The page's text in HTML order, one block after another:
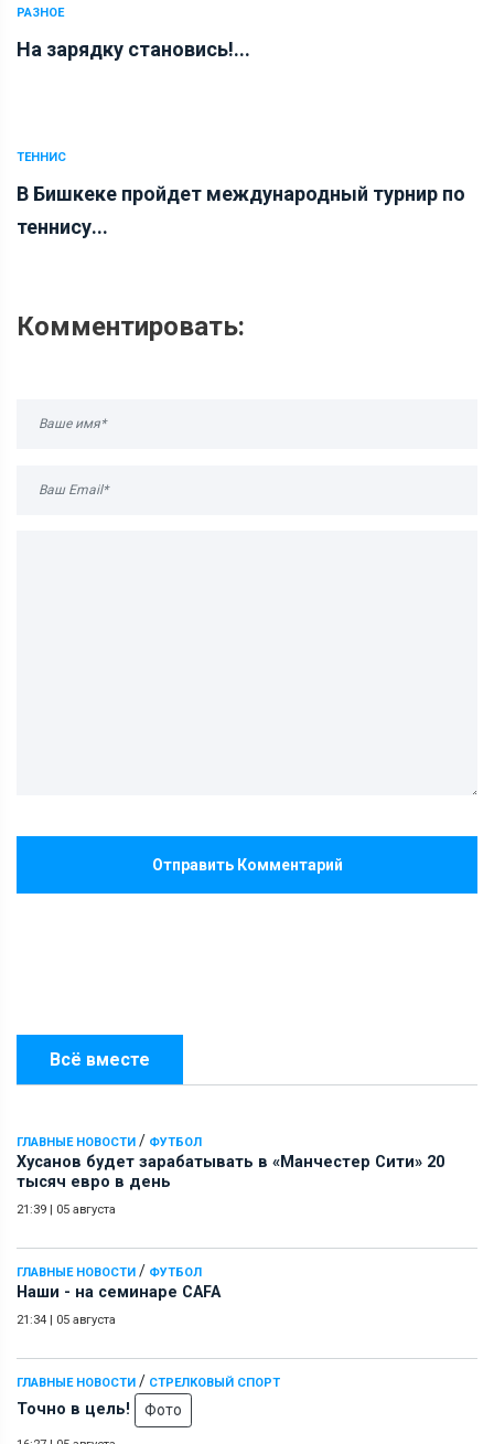
Всё вместе
ГЛАВНЫЕ НОВОСТИ / ФУТБОЛ
Хусанов будет зарабатывать в «Манчестер Сити» 20
тысяч евро в день
21:39 | 05 августа
ГЛАВНЫЕ НОВОСТИ / ФУТБОЛ
Наши - на семинаре СAFA
21:34 | 05 августа
ГЛАВНЫЕ НОВОСТИ / СТРЕЛКОВЫЙ СПОРТ
Точно в цель! Фото
РАЗНОЕ
На зарядку становись!...
ТЕННИС
В Бишкеке пройдет международный турнир по
теннису...
Комментировать:
Отправить Комментарий